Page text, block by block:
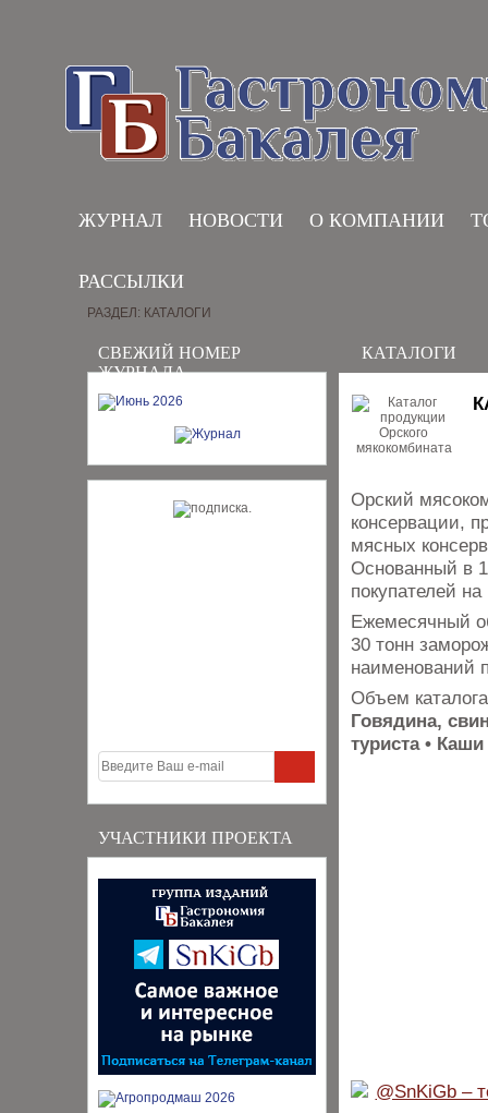
ЖУРНАЛ НОВОСТИ О КОМПАНИИ
РАССЫЛКИ
СВЕЖИЙ НОМЕР
ЖУРНАЛА
УЧАСТНИКИ ПРОЕКТА
РАЗДЕЛ: КАТАЛОГИ
КАТАЛОГИ
Орский
консервации,
мясных
Основанный в
покупателей
Ежемесячный
30 тонн
наименований
Объем
​Говядина,
туриста •